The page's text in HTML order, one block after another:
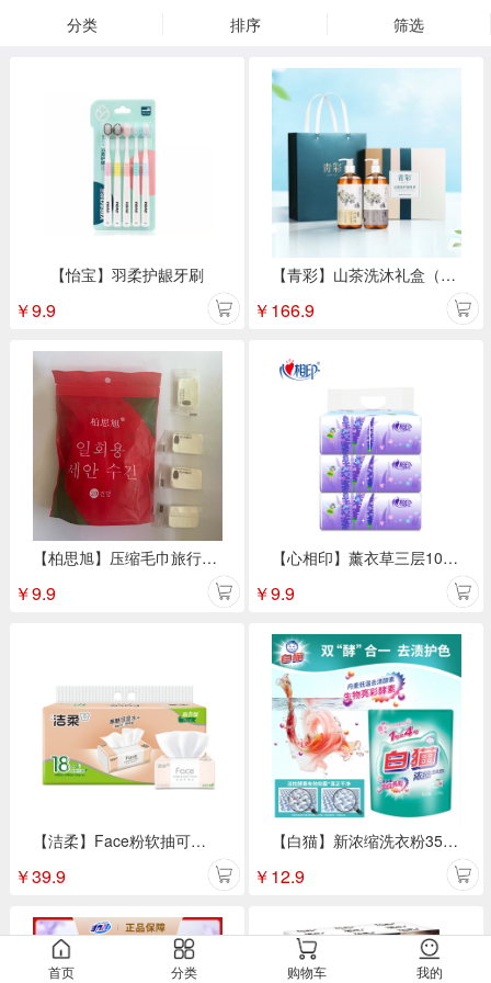
分类 排序 筛选
【怡宝】羽柔护龈牙刷
￥9.9
【柏思旭】压缩毛巾旅行装 20粒/袋
￥9.9
【洁柔】Face粉软抽可湿水面巾纸 3层110抽18包/提
￥39.9
【青彩】山茶洗沐礼盒（洗发水500ml+沐浴露500ml）
￥166.9
【心相印】薰衣草三层100抽 3包抽纸DT100
￥9.9
【白猫】新浓缩洗衣粉350g*1袋
￥12.9
首页 分类 购物车 我的